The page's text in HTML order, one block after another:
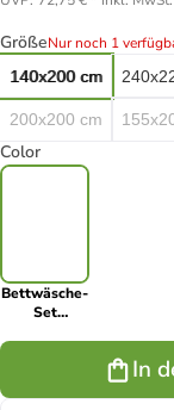
GrößeNur noch 1
140x200 cm
200x200 cm
Color
Bettwäsche-
Set
In